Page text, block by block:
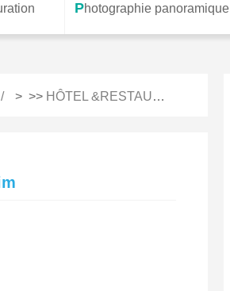
Photographie panoramique
> >> HÔTEL &RESTAURATION